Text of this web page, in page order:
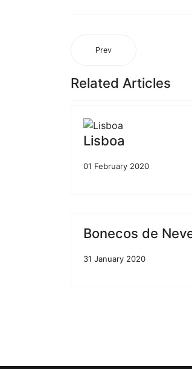
Prev
Related Articles
Lisboa
01 February 2020
Bonecos de
31 January 2020